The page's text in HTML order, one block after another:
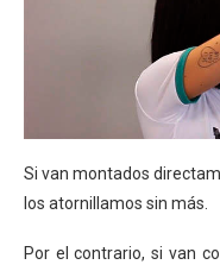
Si van montados
los atornillamos sin más.
Por el contrario, si van